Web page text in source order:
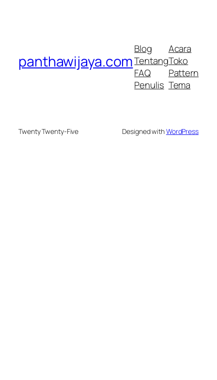
panthawijaya.com
Blog
Tentang
FAQ
Penulis
Acara
Toko
Pattern
Tema
Twenty Twenty-Five Designed withWordPress